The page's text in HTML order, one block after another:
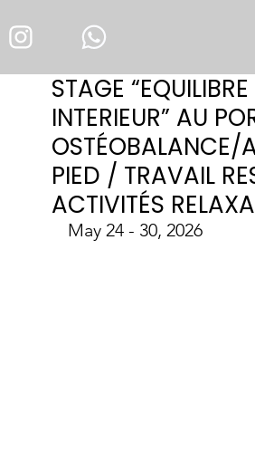
STAGE
INTERIEUR” AU
OSTÉOBALANCE/
PIED / TRAVAIL
ACTIVITÉS
May 24 - 30, 2026